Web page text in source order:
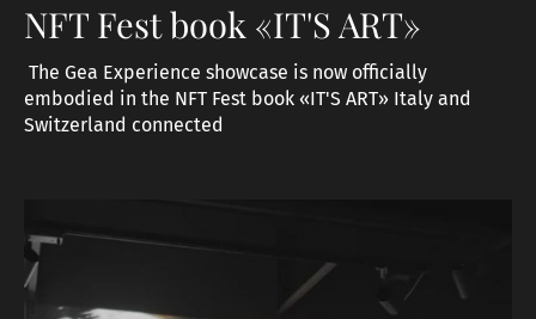
NFT Fest book «IT'S ART»
The Gea Experience showcase is now officially
embodied in the NFT Fest book «IT'S ART» ‍Italy and
Switzerland connected